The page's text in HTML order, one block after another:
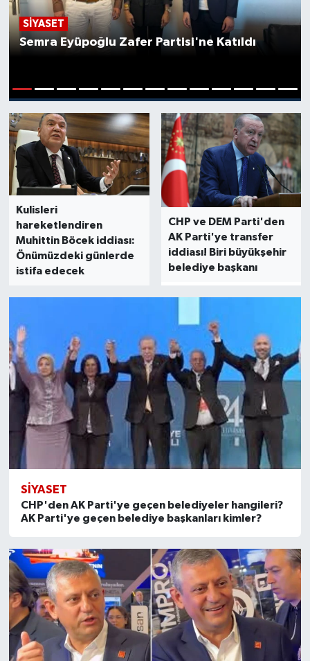
SİYASET
Semra Eyüpoğlu Zafer Partisi'ne Katıldı
1 2 3 4 5 6 7 8 9 10 11 12 13
Kulisleri
hareketlendiren
Muhittin Böcek iddiası:
Önümüzdeki günlerde
istifa edecek
CHP ve DEM Parti'den
AK Parti'ye transfer
iddiası! Biri büyükşehir
belediye başkanı
SİYASET
CHP'den AK Parti'ye geçen belediyeler hangileri?
AK Parti'ye geçen belediye başkanları kimler?